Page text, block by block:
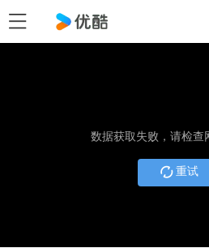
数据获取失败，请检查
重试